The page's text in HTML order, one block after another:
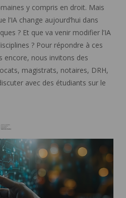
y compris en droit. Mais
l’IA change aujourd’hui dans
? Et que va venir modifier l’IA
? Pour répondre à ces
encore, nous invitons des
magistrats, notaires, DRH,
avec des étudiants sur le